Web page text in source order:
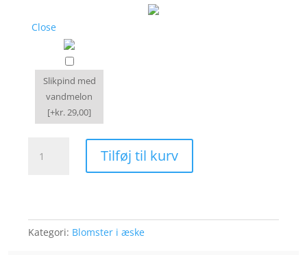
Close
Slikpind med
vandmelon
[+kr. 29,00]
Tilføj til kurv
Kategori: Blomster i æske